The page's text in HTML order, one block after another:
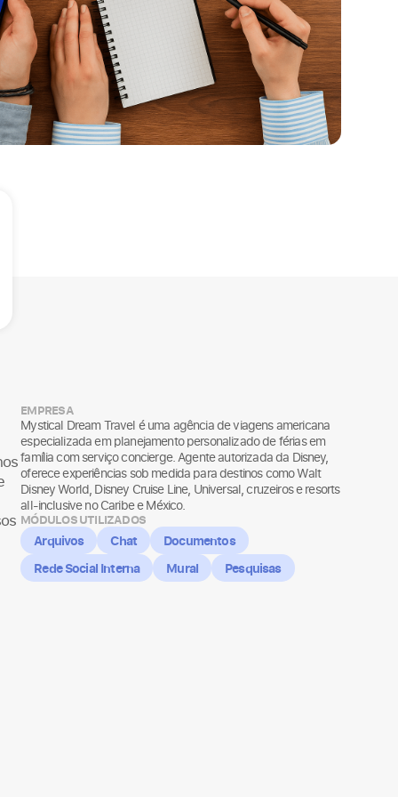
EMPRESA
Mystical Dream Travel é uma agência de viagens americana
especializada em planejamento personalizado de férias em
família com serviço concierge. Agente autorizada da Disney,
oferece experiências sob medida para destinos como Walt
Disney World, Disney Cruise Line, Universal, cruzeiros e resorts
all-inclusive no Caribe e México.
MÓDULOS UTILIZADOS
Arquivos Chat
Documentos
Rede Social Interna
Mural Pesquisas